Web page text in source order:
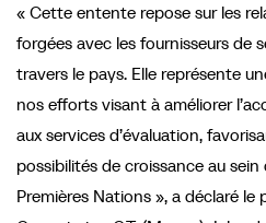
« Cette entente repose sur les
forgées avec les fournisseurs de
travers le pays. Elle représente
nos efforts visant à améliorer
aux services d’évaluation,
possibilités de croissance au
Premières Nations », a déclaré le